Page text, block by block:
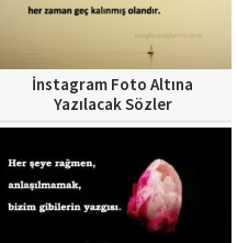
İnstagram Foto Altına
Yazılacak Sözler